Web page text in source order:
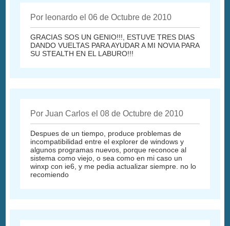
Por leonardo el 06 de Octubre de 2010
GRACIAS SOS UN GENIO!!!, ESTUVE TRES DIAS
DANDO VUELTAS PARA AYUDAR A MI NOVIA PARA
SU STEALTH EN EL LABURO!!!
Por Juan Carlos el 08 de Octubre de 2010
Despues de un tiempo, produce problemas de
incompatibilidad entre el explorer de windows y
algunos programas nuevos, porque reconoce al
sistema como viejo, o sea como en mi caso un
winxp con ie6, y me pedia actualizar siempre. no lo
recomiendo